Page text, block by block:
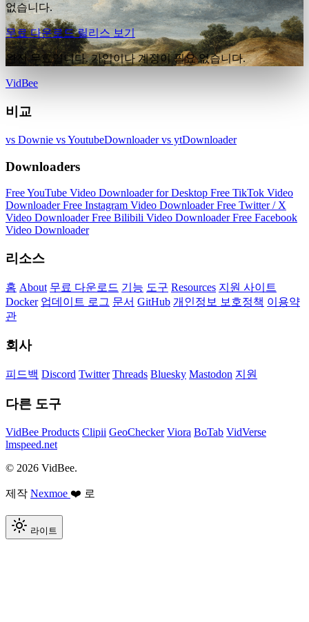
없습니다.
무료 다운로드릴리스 보기
완전 무료입니다. 가입이나 계정이 필요 없습니다.
VidBee
비교
vs Downie vs YoutubeDownloadervs ytDownloader
Downloaders
Free YouTube Video Downloader for Desktop Free TikTok Video
DownloaderFree Instagram Video DownloaderFree Twitter / X
Video DownloaderFree Bilibili Video DownloaderFree Facebook
Video Downloader
리소스
홈 About 무료 다운로드 기능 도구 Resources 지원 사이트
Docker 업데이트 로그 문서 GitHub 개인정보 보호정책 이용약
관
회사
피드백 Discord Twitter Threads Bluesky Mastodon 지원
다른 도구
VidBee Products Clipii GeoChecker Viora BoTab VidVerse
lmspeed.net
© 2026 VidBee.
제작 Nexmoe ❤️ 로
라이트